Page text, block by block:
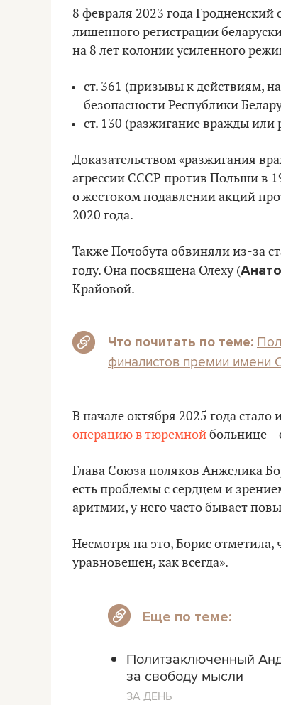
8 февраля 2023 года Гродненский
лишенного регистрации
на 8 лет колонии усиленного
ст. 361 (призывы к действиям,
безопасности Республики
ст. 130 (разжигание вражды или
Доказательством «разжигания
агрессии СССР против Польши в
о жестоком подавлении акций
2020 года.
Также Почобута обвиняли из-за
году. Она посвящена Олеху (
Крайовой.
Что почитать по теме:
финалистов премии имени
В начале октября 2025 года стало
операцию в тюремнойбольнице –
Глава Союза поляков Анжелика
есть проблемы с сердцем и
аритмии, у него часто бывает
Несмотря на это, Борис
уравновешен, как всегда».
Еще по теме:
Политзаключенный
за свободу мысли
ЗА ДЕНЬ